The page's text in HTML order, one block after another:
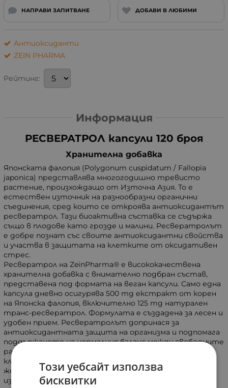
НАПРАВИ ЗАПИТВАНЕ ДОБАВИ В ЛЮБИМИ
Антиоксиданти
ZEIN PHARMA
Рейтинг:
Информация
РЕСВЕРАТРОЛ капсули 120 броя
Хранителна добавка
Японската фалопия (Polygonum cuspidatum / Fallopia
japonica) представлява многогодишно тревисто
растение, произхождащо от Източна Азия. То е
естествен източник на разнообразни органични
съединения, сред които се откроява антиоксидантът
ресвератрол. Тази биоактивна съставка се съдържа
също в плодове като грозде и малини. Ресвератролът
е добре познат със своите антиоксидантни свойства
и участва в защитата на клетките от оксидативен
стрес.
Ресвератрол на ZeinPharma® е висококачествена
хранителна добавка с внимателно подбран състав,
представена под формата на веган капсули. Само една
капсула дневно осигурява 500 mg екстракт от корен
на Японска фалопия, включително 125 mg натурален
транс-ресвератрол. Формулата е създадена за лесен и
удобен прием. Ресвератролът допринася за
антиоксидантната защита на организма и подпомага
поддържането на нормалния баланс между свободните
радикали и естествените защитни механизми на
клетките. Добавката е подходяща за хора, които
желаят да включат висококачествен растителен
източник на ресвератрол в ежедневния си режим.
Този уебсайт използва
бисквитки